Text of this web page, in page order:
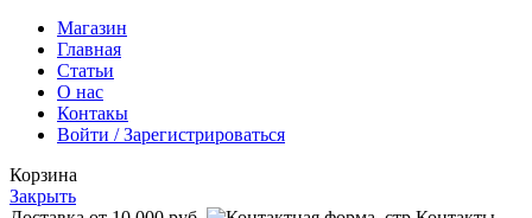
Магазин
Главная
Статьи
О нас
Контакы
Войти / Зарегистрироваться
Корзина
Закрыть